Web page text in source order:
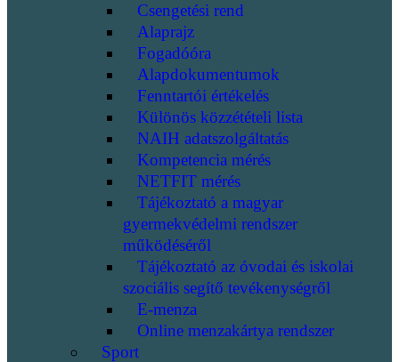
Csengetési rend
Alaprajz
Fogadóóra
Alapdokumentumok
Fenntartói értékelés
Különös közzétételi lista
NAIH adatszolgáltatás
Kompetencia mérés
NETFIT mérés
Tájékoztató a magyar
gyermekvédelmi rendszer
működéséről
Tájékoztató az óvodai és iskolai
szociális segítő tevékenységről
E-menza
Online menzakártya rendszer
Sport